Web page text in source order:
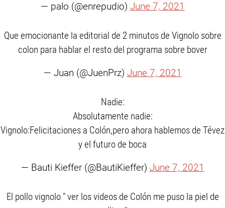
— palo (@enrepudio) June 7, 2021
Que emocionante la editorial de 2 minutos de Vignolo sobre
colon para hablar el resto del programa sobre bover
— Juan (@JuenPrz) June 7, 2021
Nadie:
Absolutamente nadie:
Vignolo:Felicitaciones a Colón,pero ahora hablemos de Tévez
y el futuro de boca
— Bauti Kieffer (@BautiKieffer) June 7, 2021
El pollo vignolo " ver los videos de Colón me puso la piel de